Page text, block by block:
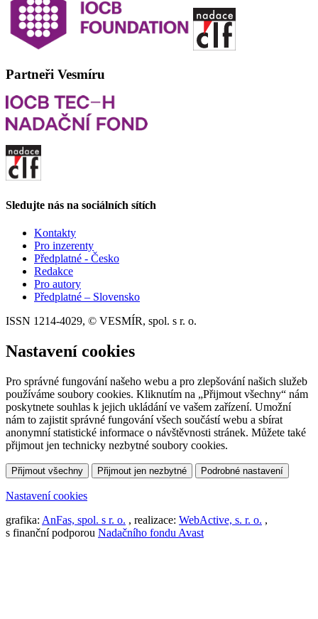
Partneři Vesmíru
Sledujte nás na sociálních sítích
Kontakty
Pro inzerenty
Předplatné - Česko
Redakce
Pro autory
Předplatné – Slovensko
ISSN 1214-4029, © VESMÍR, spol. s r. o.
Nastavení cookies
Pro správné fungování našeho webu a pro zlepšování našich služeb
používáme soubory cookies. Kliknutím na „Přijmout všechny“ nám
poskytnete souhlas k jejich ukládání ve vašem zařízení. Umožní
nám to zajistit správné fungování všech součástí webu a sbírat
anonymní statistické informace o návštěvnosti stránek. Můžete také
přijmout jen technicky nezbytné soubory cookies.
Přijmout všechny Přijmout jen nezbytné Podrobné nastavení
Nastavení cookies
grafika: AnFas, spol. s r. o. , realizace: WebActive, s. r. o. ,
s finanční podporou Nadačního fondu Avast